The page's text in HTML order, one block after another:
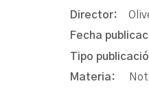
Director:
Fecha
Tipo
Materia: